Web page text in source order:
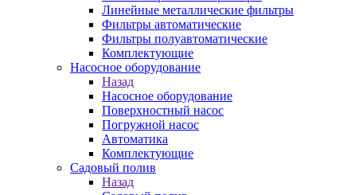
Линейные металлические фильтры
Фильтры автоматические
Фильтры полуавтоматические
Комплектующие
Насосное оборудование
Назад
Насосное оборудование
Поверхностный насос
Погружной насос
Автоматика
Комплектующие
Садовый полив
Назад